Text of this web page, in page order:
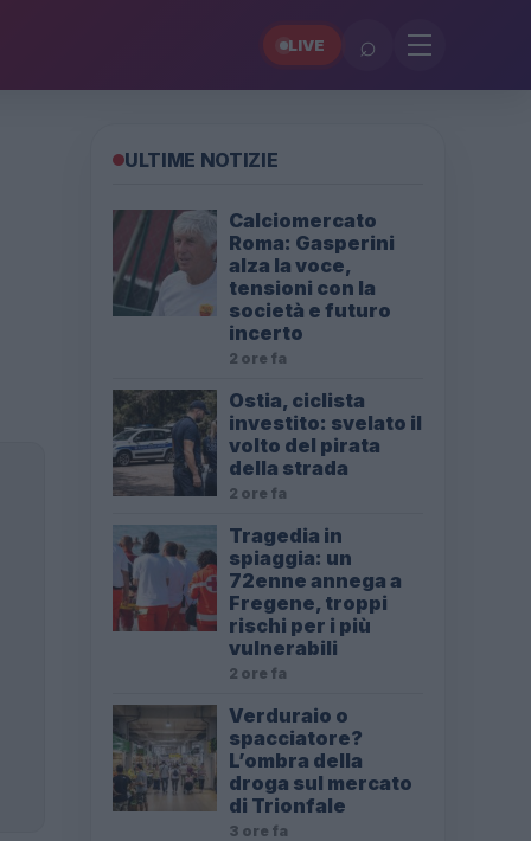
LIVE ⌕
ULTIME NOTIZIE
Calciomercato
Roma: Gasperini
alza la voce,
tensioni con la
società e futuro
incerto
2 ore fa
Ostia, ciclista
investito: svelato il
volto del pirata
della strada
2 ore fa
Tragedia in
spiaggia: un
72enne annega a
Fregene, troppi
rischi per i più
vulnerabili
2 ore fa
Verduraio o
spacciatore?
L’ombra della
droga sul mercato
di Trionfale
3 ore fa